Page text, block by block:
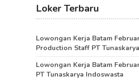
Loker Terbaru
Lowongan Kerja Batam
Production Staff PT
Lowongan Kerja Batam
PT Tunaskarya Indoswasta